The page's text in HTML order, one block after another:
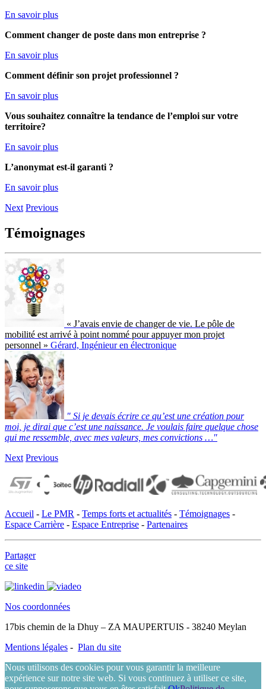
En savoir plus
Comment changer de poste dans mon entreprise ?
En savoir plus
Comment définir son projet professionnel ?
En savoir plus
Vous souhaitez connaître la tendance de l’emploi sur votre
territoire?
En savoir plus
L’anonymat est-il garanti ?
En savoir plus
Next Previous
Témoignages
« J’avais envie de changer de vie. Le pôle de
mobilité est arrivé à point nommé pour appuyer mon projet
personnel » Gérard, Ingénieur en électronique
" Si je devais écrire ce qu’est une création pour
moi, je dirai que c’est une naissance. Je voulais faire quelque chose
qui me ressemble, avec mes valeurs, mes convictions …"
Next Previous
Accueil - Le PMR - Temps forts et actualités - Témoignages -
Espace Carrière - Espace Entreprise - Partenaires
Partager
ce site
Nos coordonnées
17bis chemin de la Dhuy – ZA MAUPERTUIS - 38240 Meylan
Mentions légales - Plan du site
Nous utilisons des cookies pour vous garantir la meilleure
expérience sur notre site web. Si vous continuez à utiliser ce site,